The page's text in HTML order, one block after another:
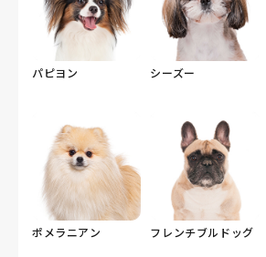
パピヨン シーズー
ポメラニアン フレンチブルドッグ